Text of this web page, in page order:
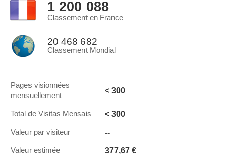
1 200 088
Classement en France
20 468 682
Classement Mondial
Pages visionnées
mensuellement
< 300
Total de Visitas Mensais < 300
Valeur par visiteur --
Valeur estimée 377,67 €